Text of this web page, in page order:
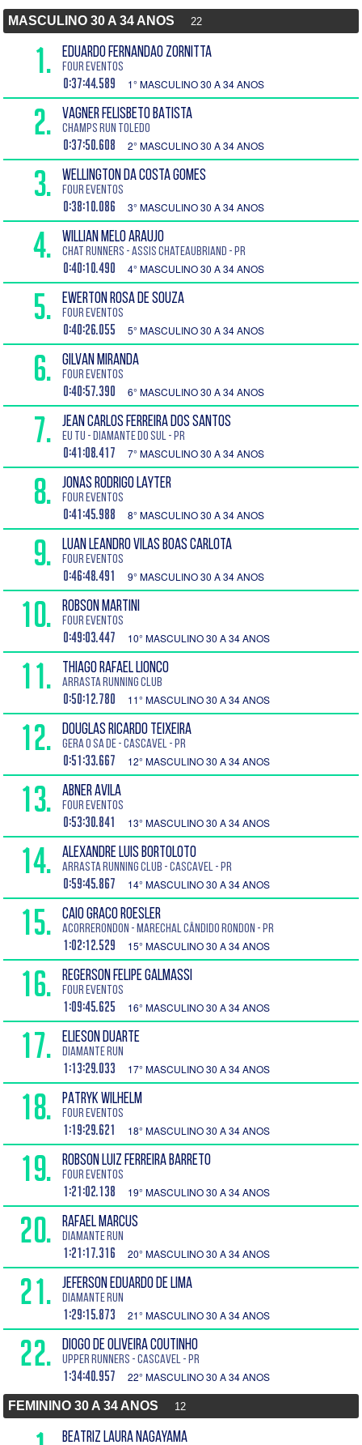
MASCULINO 30 A 34 ANOS 22
1. EDUARDO FERNANDAO ZORNITTA
Four Eventos
0:37:44.589 1° MASCULINO 30 A 34 ANOS
2. VAGNER FELISBETO BATISTA
CHAMPS RUN TOLEDO
0:37:50.608 2° MASCULINO 30 A 34 ANOS
3. WELLINGTON DA COSTA GOMES
Four Eventos
0:38:10.086 3° MASCULINO 30 A 34 ANOS
4. WILLIAN MELO ARAUJO
Chat Runners - Assis Chateaubriand - PR
0:40:10.490 4° MASCULINO 30 A 34 ANOS
5. EWERTON ROSA DE SOUZA
Four Eventos
0:40:26.055 5° MASCULINO 30 A 34 ANOS
6. GILVAN MIRANDA
Four Eventos
0:40:57.390 6° MASCULINO 30 A 34 ANOS
7. JEAN CARLOS FERREIRA DOS SANTOS
EU TU - Diamante do Sul - PR
0:41:08.417 7° MASCULINO 30 A 34 ANOS
8. JONAS RODRIGO LAYTER
Four Eventos
0:41:45.988 8° MASCULINO 30 A 34 ANOS
9. LUAN LEANDRO VILAS BOAS CARLOTA
Four Eventos
0:46:48.491 9° MASCULINO 30 A 34 ANOS
10. ROBSON MARTINI
Four Eventos
0:49:03.447 10° MASCULINO 30 A 34 ANOS
11. THIAGO RAFAEL LIONCO
ARRASTA RUNNING CLUB
0:50:12.780 11° MASCULINO 30 A 34 ANOS
12. DOUGLAS RICARDO TEIXEIRA
Gera o sa de - Cascavel - PR
0:51:33.667 12° MASCULINO 30 A 34 ANOS
13. ABNER AVILA
Four Eventos
0:53:30.841 13° MASCULINO 30 A 34 ANOS
14. ALEXANDRE LUIS BORTOLOTO
Arrasta Running Club - Cascavel - PR
0:59:45.867 14° MASCULINO 30 A 34 ANOS
15. CAIO GRACO ROESLER
AcorreRondon - Marechal Cândido Rondon - PR
1:02:12.529 15° MASCULINO 30 A 34 ANOS
16. REGERSON FELIPE GALMASSI
Four Eventos
1:09:45.625 16° MASCULINO 30 A 34 ANOS
17. ELIESON DUARTE
DIAMANTE RUN
1:13:29.033 17° MASCULINO 30 A 34 ANOS
18. PATRYK WILHELM
Four Eventos
1:19:29.621 18° MASCULINO 30 A 34 ANOS
19. ROBSON LUIZ FERREIRA BARRETO
Four Eventos
1:21:02.138 19° MASCULINO 30 A 34 ANOS
20. RAFAEL MARCUS
DIAMANTE RUN
1:21:17.316 20° MASCULINO 30 A 34 ANOS
21. JEFERSON EDUARDO DE LIMA
DIAMANTE RUN
1:29:15.873 21° MASCULINO 30 A 34 ANOS
22. DIOGO DE OLIVEIRA COUTINHO
UPPER RUNNERS - Cascavel - PR
1:34:40.957 22° MASCULINO 30 A 34 ANOS
FEMININO 30 A 34 ANOS 12
BEATRIZ LAURA NAGAYAMA